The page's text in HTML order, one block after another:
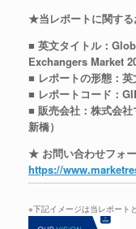
★当レポートに関す
■ 英文タイトル：
Exchangers Market
■ レポートの形態：英
■ レポートコード：
■ 販売会社：株式会
新橋）
★ お問い合わせフォ
https://
※下記イメージは当レポート